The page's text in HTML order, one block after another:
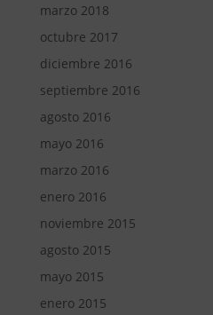
marzo 2018
octubre 2017
diciembre 2016
septiembre 2016
agosto 2016
mayo 2016
marzo 2016
enero 2016
noviembre 2015
agosto 2015
mayo 2015
enero 2015